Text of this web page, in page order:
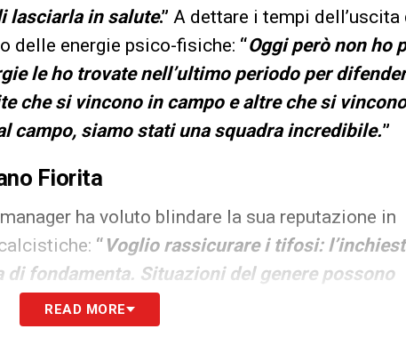
lasciarla in salute.” A dettare i tempi dell’uscita
delle energie psico-fisiche: “Oggi però non ho
le ho trovate nell’ultimo periodo per
che si vincono in campo e altre che si vincono
campo, siamo stati una squadra incredibile.”
Fiorita
ha voluto blindare la sua reputazione in
“ Voglio rassicurare i tifosi:
fondamenta. Situazioni del genere possono
per coinvolgere anche i familiari e mettere in
L’atto conclusivo è stato un commosso omaggio
READ MORE